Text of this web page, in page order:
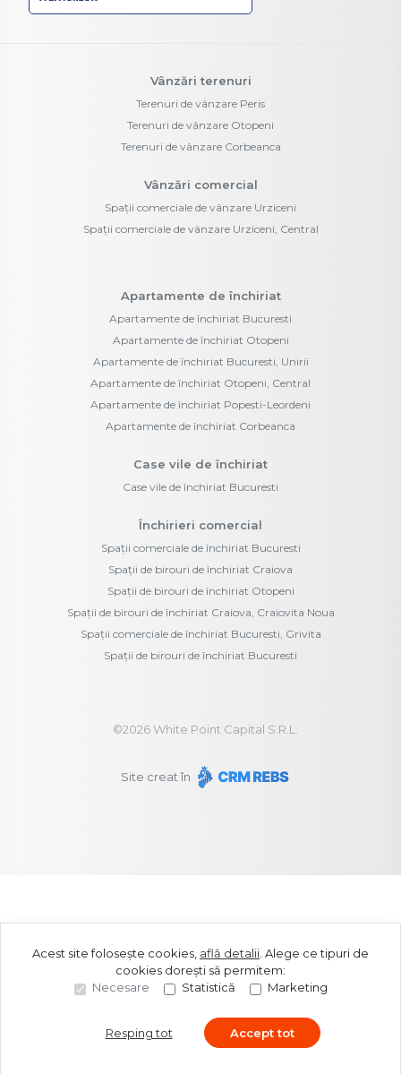
Vânzări terenuri
Terenuri de vânzare Peris
Terenuri de vânzare Otopeni
Terenuri de vânzare Corbeanca
Vânzări comercial
Spații comerciale de vânzare Urziceni
Spații comerciale de vânzare Urziceni, Central
Apartamente de închiriat
Apartamente de închiriat Bucuresti
Apartamente de închiriat Otopeni
Apartamente de închiriat Bucuresti, Unirii
Apartamente de închiriat Otopeni, Central
Apartamente de închiriat Popesti-Leordeni
Apartamente de închiriat Corbeanca
Case vile de închiriat
Case vile de închiriat Bucuresti
Închirieri comercial
Spații comerciale de închiriat Bucuresti
Spații de birouri de închiriat Craiova
Spații de birouri de închiriat Otopeni
Spații de birouri de închiriat Craiova, Craiovita Noua
Spații comerciale de închiriat Bucuresti, Grivita
Spații de birouri de închiriat Bucuresti
©2026White Point Capital S.R.L.
Site creat în
Acest site folosește cookies, află detalii Alege ce tipuri de
cookies dorești să permitem:
Necesare
Statistică Marketing
Resping tot Accept tot